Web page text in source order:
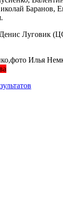
Баранов,
Луговик
Илья